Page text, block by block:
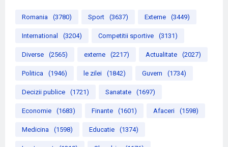
Romania (3780) Sport (3637) Externe (3449)
International (3204) Competitii sportive (3131)
Diverse (2565) externe (2217) Actualitate (2027)
Politica (1946) le zilei (1842) Guvern (1734)
Decizii publice (1721) Sanatate (1697)
Economie (1683) Finante (1601) Afaceri (1598)
Medicina (1598) Educatie (1374)